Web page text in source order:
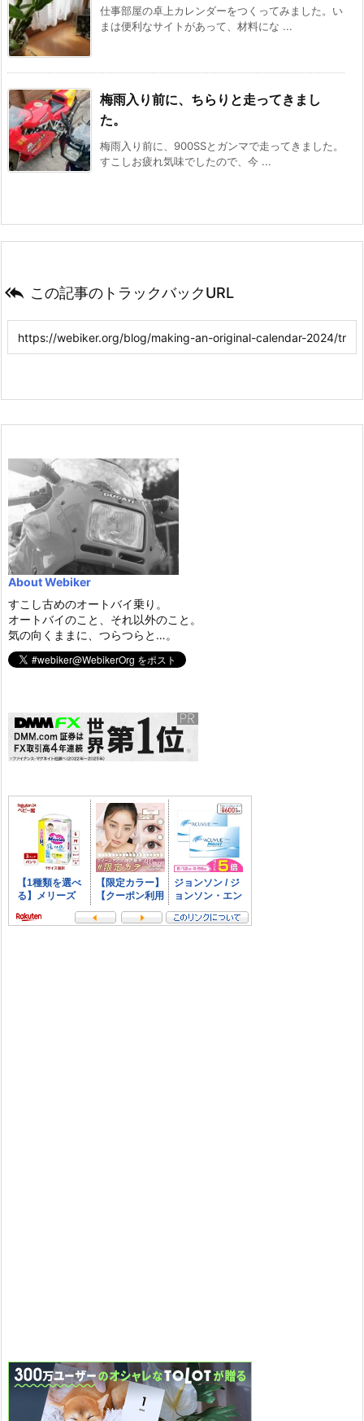
仕事部屋の卓上カレンダーをつくってみました。い
まは便利なサイトがあって、材料にな ...
梅雨入り前に、ちらりと走ってきまし
た。
梅雨入り前に、900SSとガンマで走ってきました。
すこしお疲れ気味でしたので、今 ...
 この記事のトラックバックURL
About Webiker
すこし古めのオートバイ乗り。
オートバイのこと、それ以外のこと。
気の向くままに、つらつらと…。